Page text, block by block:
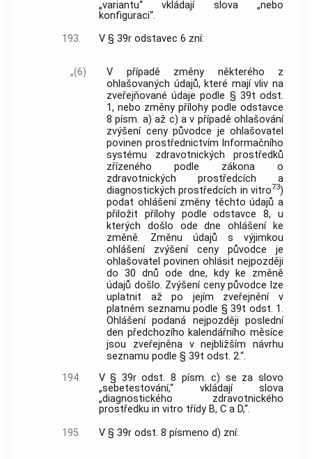
„variantu“ vkládají slova „nebo
konfiguraci“.
193.
V § 39r odstavec 6 zní:
„(6)
V případě změny některého z
ohlašovaných údajů, které mají vliv na
zveřejňované údaje podle § 39t odst.
1, nebo změny přílohy podle odstavce
8 písm. a) až c) a v případě ohlašování
zvýšení ceny původce je ohlašovatel
povinen prostřednictvím Informačního
systému zdravotnických prostředků
zřízeného podle zákona o
zdravotnických prostředcích a
diagnostických prostředcích in vitro73)
podat ohlášení změny těchto údajů a
přiložit přílohy podle odstavce 8, u
kterých došlo ode dne ohlášení ke
změně. Změnu údajů s výjimkou
ohlášení zvýšení ceny původce je
ohlašovatel povinen ohlásit nejpozději
do 30 dnů ode dne, kdy ke změně
údajů došlo. Zvýšení ceny původce lze
uplatnit až po jejím zveřejnění v
platném seznamu podle § 39t odst. 1.
Ohlášení podaná nejpozději poslední
den předchozího kalendářního měsíce
jsou zveřejněna v nejbližším návrhu
seznamu podle § 39t odst. 2.“.
194.
V § 39r odst. 8 písm. c) se za slovo
„sebetestování,“ vkládají slova
„diagnostického zdravotnického
prostředku in vitro třídy B, C a D,“.
195.
V § 39r odst. 8 písmeno d) zní: